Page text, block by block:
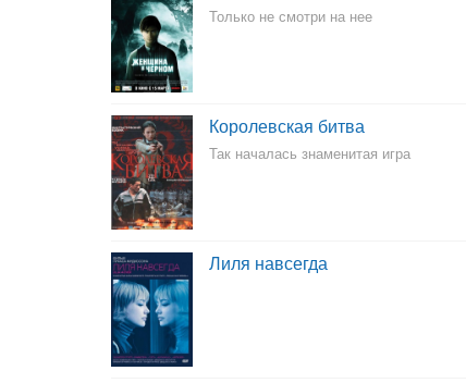
Только не смотри на нее
Королевская битва
Так началась знаменитая игра
Лиля навсегда